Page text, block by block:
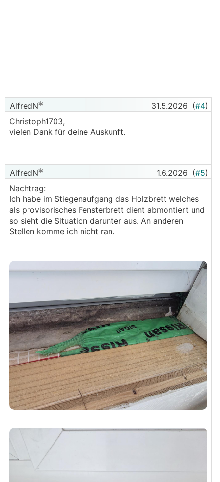
AlfredN 31.5.2026 (#4)
Christoph1703,
vielen Dank für deine Auskunft.
AlfredN 1.6.2026 (#5)
Nachtrag:
Ich habe im Stiegenaufgang das Holzbrett welches
als provisorisches Fensterbrett dient abmontiert und
so sieht die Situation darunter aus. An anderen
Stellen komme ich nicht ran.